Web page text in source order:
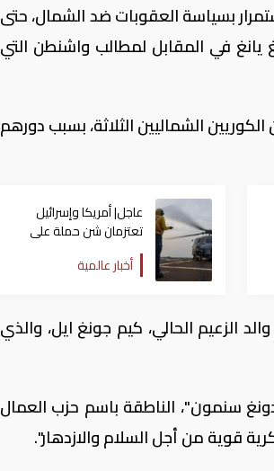
بسياسة العقوبات ضد الشمال، حتى
يانغ في المقابل لمطالب واشنطن التي
الشماليين الثلاثة، بسبب دورهم
عاجل| أمريكا وإسرائيل
تعتزمان شن ​حملة على
أهداف للطاقة في ⁠إيران
أخبار عالمية
الزعيم الحالي، كيم جونغ ايل، والذي
سنمون"، الناطقة باسم حزب العمال
قوية من أجل السلام والازدهار".